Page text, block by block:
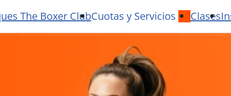
The Boxer ClubCuotas y Servicios Clases